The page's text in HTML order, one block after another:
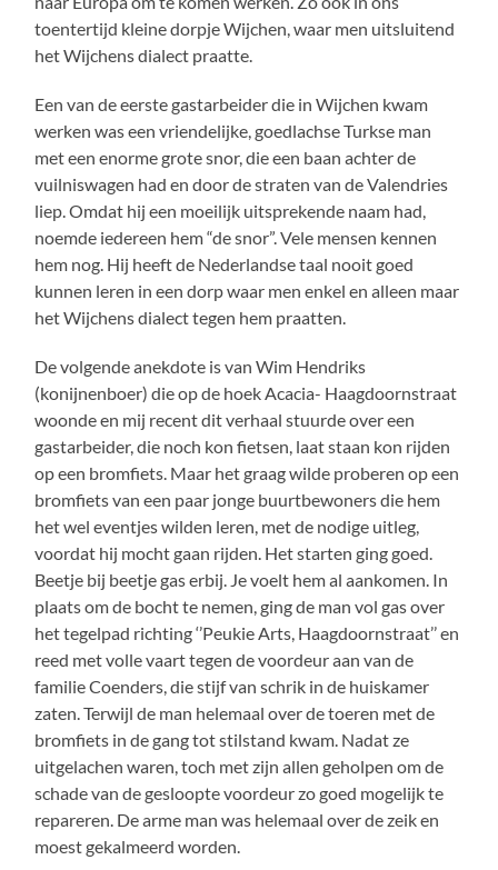
toentertijd kleine dorpje Wijchen, waar men uitsluitend
het Wijchens dialect praatte.
Een van de eerste gastarbeider die in Wijchen kwam
werken was een vriendelijke, goedlachse Turkse man
met een enorme grote snor, die een baan achter de
vuilniswagen had en door de straten van de Valendries
liep. Omdat hij een moeilijk uitsprekende naam had,
noemde iedereen hem “de snor”. Vele mensen kennen
hem nog. Hij heeft de Nederlandse taal nooit goed
kunnen leren in een dorp waar men enkel en alleen maar
het Wijchens dialect tegen hem praatten.
De volgende anekdote is van Wim Hendriks
(konijnenboer) die op de hoek Acacia- Haagdoornstraat
woonde en mij recent dit verhaal stuurde over een
gastarbeider, die noch kon fietsen, laat staan kon rijden
op een bromfiets. Maar het graag wilde proberen op een
bromfiets van een paar jonge buurtbewoners die hem
het wel eventjes wilden leren, met de nodige uitleg,
voordat hij mocht gaan rijden. Het starten ging goed.
Beetje bij beetje gas erbij. Je voelt hem al aankomen. In
plaats om de bocht te nemen, ging de man vol gas over
het tegelpad richting ‘’Peukie Arts, Haagdoornstraat’’ en
reed met volle vaart tegen de voordeur aan van de
familie Coenders, die stijf van schrik in de huiskamer
zaten. Terwijl de man helemaal over de toeren met de
bromfiets in de gang tot stilstand kwam. Nadat ze
uitgelachen waren, toch met zijn allen geholpen om de
schade van de gesloopte voordeur zo goed mogelijk te
repareren. De arme man was helemaal over de zeik en
moest gekalmeerd worden.